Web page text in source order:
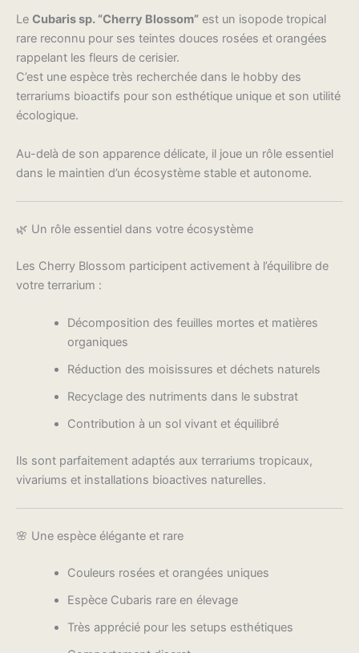
Le Cubaris sp. “Cherry Blossom” est un isopode tropical
rare reconnu pour ses teintes douces rosées et orangées
rappelant les fleurs de cerisier.
C’est une espèce très recherchée dans le hobby des
terrariums bioactifs pour son esthétique unique et son utilité
écologique.
Au-delà de son apparence délicate, il joue un rôle essentiel
dans le maintien d’un écosystème stable et autonome.
🌿 Un rôle essentiel dans votre écosystème
Les Cherry Blossom participent activement à l’équilibre de
votre terrarium :
Décomposition des feuilles mortes et matières
organiques
Réduction des moisissures et déchets naturels
Recyclage des nutriments dans le substrat
Contribution à un sol vivant et équilibré
Ils sont parfaitement adaptés aux terrariums tropicaux,
vivariums et installations bioactives naturelles.
🌸 Une espèce élégante et rare
Couleurs rosées et orangées uniques
Espèce Cubaris rare en élevage
Très apprécié pour les setups esthétiques